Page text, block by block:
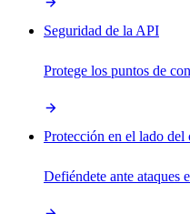
Seguridad de la API
Protege los puntos de
Protección en el lado del
Defiéndete ante ataques